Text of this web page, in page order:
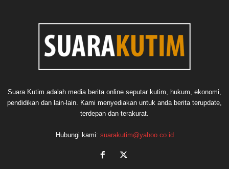
Suara Kutim adalah media berita online seputar kutim, hukum, ekonomi,
pendidikan dan lain-lain. Kami menyediakan untuk anda berita terupdate,
terdepan dan terakurat.
Hubungi kami: suarakutim@yahoo.co.id